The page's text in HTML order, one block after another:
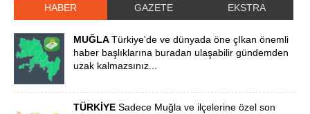
HABER GAZETE EKSTRA
MUĞLATürkiye'de ve dünyada öne çIkan önemli
haber başlıklarına buradan ulaşabilir gündemden
uzak kalmazsınız...
TÜRKİYESadece Muğla ve ilçelerine özel son